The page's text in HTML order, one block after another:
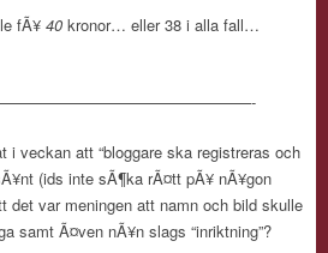
fÃ¥ 40 kronor… eller 38 i alla fall…
i veckan att “bloggare ska registreras och
(ids inte sÃ¶ka rÃ¤tt pÃ¥ nÃ¥gon
det var meningen att namn och bild skulle
samt Ã¤ven nÃ¥n slags “inriktning”?